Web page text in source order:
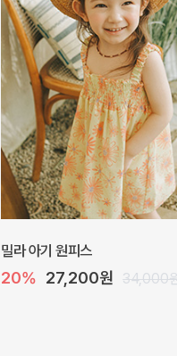
밀라 아기 원피스
20% 27,200원 34,000